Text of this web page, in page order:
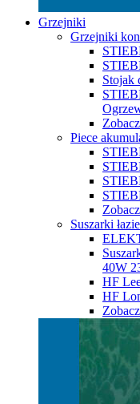
Grzejniki
Grzejniki
Stojak
Piece
Suszarki
40W
HF
HF